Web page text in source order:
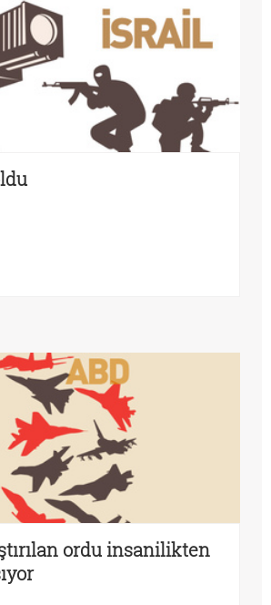
ordu insanilikten